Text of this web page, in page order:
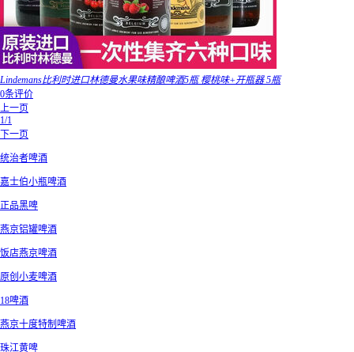
Lindemans比利时进口林德曼水果味精酿啤酒5瓶 樱桃味+开瓶器 5瓶
0条评价
上一页
1/1
下一页
统治者啤酒
嘉士伯小瓶啤酒
正品黑啤
燕京铝罐啤酒
饭店燕京啤酒
原创小麦啤酒
18啤酒
燕京十度特制啤酒
珠江黄啤